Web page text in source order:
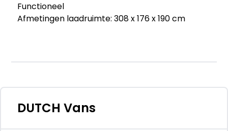
Functioneel
Afmetingen laadruimte: 308 x 176 x 190 cm
Aantal sleutels: 2
Financiële informatie
BTW/marge: BTW verrekenbaar voor
DUTCH Vans